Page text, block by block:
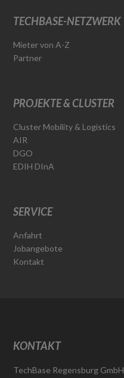
TECHBASE-NETZWERK
Mieter von A-Z
Partner
PROJEKTE & CLUSTER
Cluster Mobility & Logistics
AIR
DGO
EDIH DInA
SERVICE
Anfahrt
Jobangebote
Kontakt
KONTAKT
TechBase Regensburg GmbH